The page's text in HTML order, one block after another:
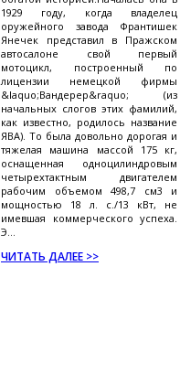
1929 году, когда владелец
оружейного завода Франтишек
Янечек представил в Пражском
автосалоне свой первый
мотоцикл, построенный по
лицензии немецкой фирмы
&laquo;Вандерер&raquo; (из
начальных слогов этих фамилий,
как известно, родилось название
ЯВА). То была довольно дорогая и
тяжелая машина массой 175 кг,
оснащенная одноцилиндровым
четырехтактным двигателем
рабочим объемом 498,7 см3 и
мощностью 18 л. с./13 кВт, не
имевшая коммерческого успеха.
Э...
ЧИТАТЬ ДАЛЕЕ >>